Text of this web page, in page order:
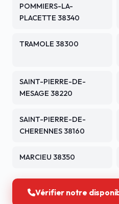
POMMIERS-LA-
PLACETTE 38340
TRAMOLE 38300
SAINT-PIERRE-DE-
MESAGE 38220
SAINT-PIERRE-DE-
CHERENNES 38160
MARCIEU 38350
Vérifier notre